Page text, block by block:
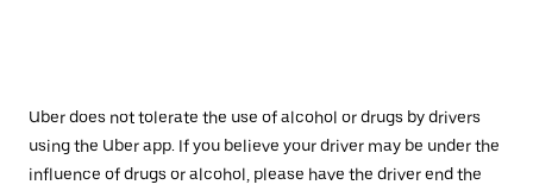
Uber does not tolerate the use of alcohol or drugs by drivers
using the Uber app. If you believe your driver may be under the
influence of drugs or alcohol, please have the driver end the